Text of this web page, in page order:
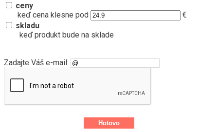
ceny
keď cena klesne pod
€
skladu
keď produkt bude na sklade
Zadajte Váš e-mail: